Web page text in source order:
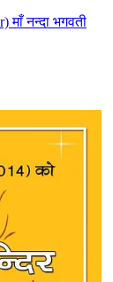
माँ नन्दा भगवती